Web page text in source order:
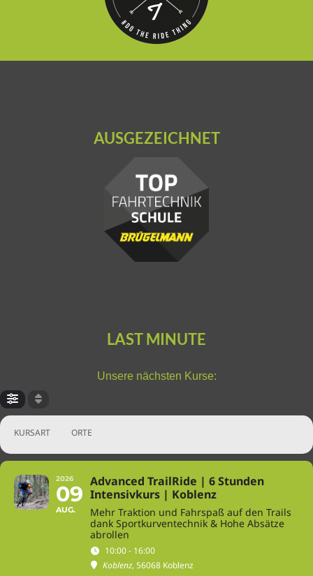
AUSGEZEICHNET
LAST MINUTE
Unsere nächsten Kurse:
KURSART ORTE
2026
09
AUG.
Advanced TrailRide | 6 Stunden
Intensivkurs | Koblenz
Mehr Traktion und Fahrspaß auf den Trails
dank Sportkurventechnik & Hohe Absätze
abrollen
10:00 - 16:00
Koblenz, 56068 Koblenz